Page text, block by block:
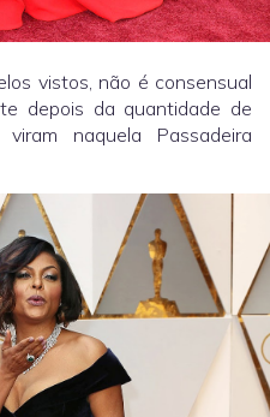
vistos, não é consensual
depois da quantidade de
naquela Passadeira